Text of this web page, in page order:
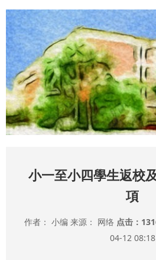
小一至小四學生返校
項
作者： 小编 来源： 网络 点击：
04-12 08:18